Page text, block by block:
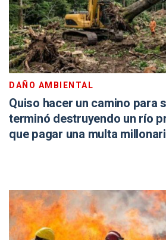
DAÑO AMBIENTAL
Quiso hacer un camino para
terminó destruyendo un río
que pagar una multa